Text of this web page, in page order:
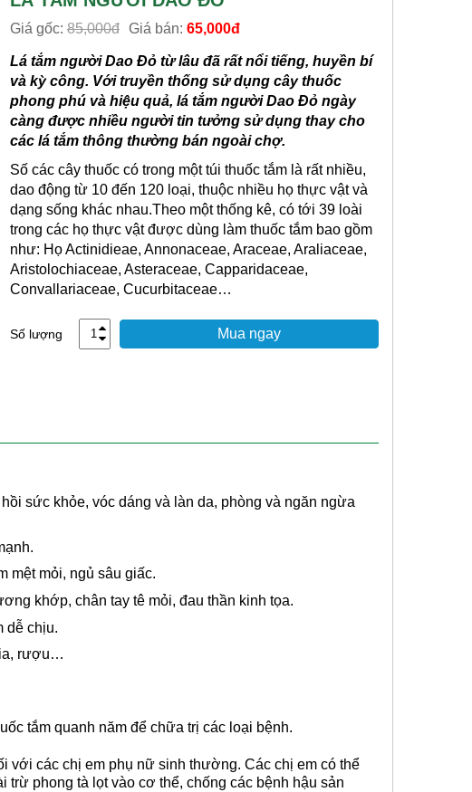
Giá gốc: 85,000đ Giá bán: 65,000đ
Lá tắm người Dao Đỏ từ lâu đã rất nổi tiếng, huyền bí
và kỳ công. Với truyền thống sử dụng cây thuốc
phong phú và hiệu quả, lá tắm người Dao Đỏ ngày
càng được nhiều người tin tưởng sử dụng thay cho
các lá tắm thông thường bán ngoài chợ.
Số các cây thuốc có trong một túi thuốc tắm là rất nhiều,
dao động từ 10 đến 120 loại, thuộc nhiều họ thực vật và
dạng sống khác nhau.Theo một thống kê, có tới 39 loài
trong các họ thực vật được dùng làm thuốc tắm bao gồm
như: Họ Actinidieae, Annonaceae, Araceae, Araliaceae,
Aristolochiaceae, Asteraceae, Capparidaceae,
Convallariaceae, Cucurbitaceae…
Số lượng Mua ngay
sức khỏe, vóc dáng và làn da, phòng và ngăn ngừa
mệt mỏi, ngủ sâu giấc.
khớp, chân tay tê mỏi, đau thần kinh tọa.
dễ chịu.
rượu…
tắm quanh năm để chữa trị các loại bệnh.
với các chị em phụ nữ sinh thường. Các chị em có thể
phong tà lọt vào cơ thể, chống các bệnh hậu sản